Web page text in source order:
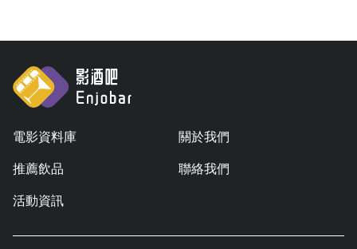
電影資料庫
推薦飲品
活動資訊
關於我們
聯絡我們